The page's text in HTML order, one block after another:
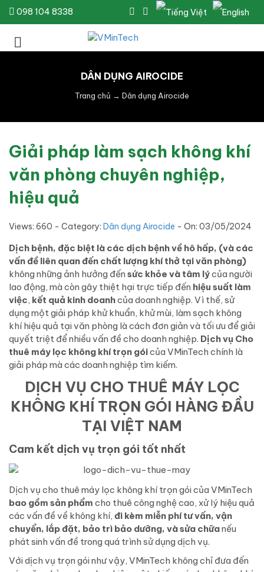
098 104 8338
DÂN DỤNG AIROCIDE
Trang chủ → Dân dụng Airocide
Giải pháp làm sạch không khí
văn phòng chuyên nghiệp,
hiệu quả
Views: 660 - Category: Dân dụng Airocide - On: 03/05/2024
Dịch bệnh, đặc biệt là các dịch bệnh về hô hấp, (và các
vấn đề liên quan đến chất lượng khí thở tại văn phòng)
không những ảnh hưởng đến sức khỏe và tâm lýcủa người
lao động, mà còn gây thiệt hại trực tiếp đến hiệu suất làm
việc, kết quả kinh doanhcủa doanh nghiệp. Vì thế, sử
dụng một giải pháp khử khuẩn, khử mùi, làm sạch không
khí hiệu quả tại văn phòng là cách đơn giản và tối ưu để giải
quyết triệt để nhiều vấn đề cho doanh nghiệp. Dịch vụ Cho
thuê máy lọc không khí trọn góicủa VMinTech chính là
giải pháp mà các doanh nghiệp tìm kiếm.
DỊCH VỤ CHO THUÊ MÁY LỌC
KHÔNG KHÍ TRỌN GÓI HÀNG ĐẦU
TẠI VIỆT NAM
Cam kết dịch vụ trọn gói tốt nhất
Dịch vụ cho thuê máy lọc không khí trọn gói của VMinTech
bao gồm sản phẩm cho thuê công nghệ cao, xử lý hiệu quả
các vấn đề về không khí, đi kèm miễn phí tư vấn, vận
chuyển, lắp đặt, bảo trì bảo dưỡng, và sửa chữanếu
phát sinh vấn đề trong quá trình sử dụng dịch vụ.
Với dịch vụ trọn gói như vậy, VMinTech không chỉ đưa đến